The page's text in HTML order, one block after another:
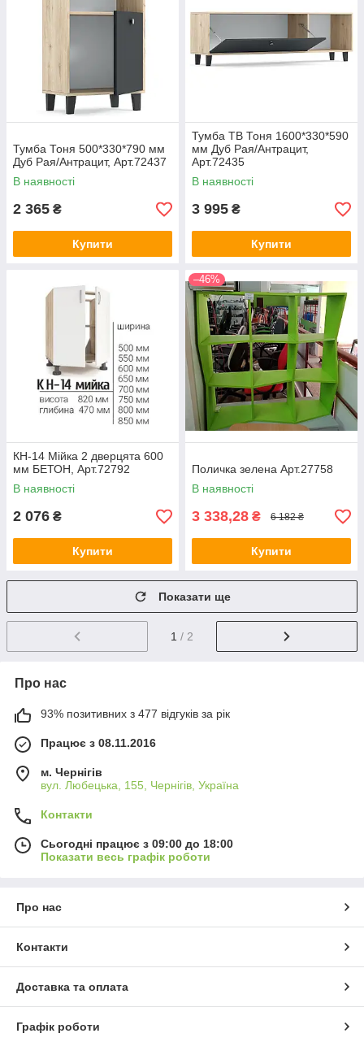
Тумба Тоня 500*330*790 мм
Дуб Рая/Антрацит, Арт.72437
В наявності
2 365 ₴
Купити
Тумба ТВ Тоня 1600*330*590
мм Дуб Рая/Антрацит,
Арт.72435
В наявності
3 995 ₴
Купити
КН-14 Мійка 2 дверцята 600
мм БЕТОН, Арт.72792
В наявності
2 076 ₴
Купити
–46%
Поличка зелена Арт.27758
В наявності
3 338,28 ₴ 6 182 ₴
Купити
Показати ще
1 / 2
Про нас
93% позитивних з 477 відгуків за рік
Працює з 08.11.2016
м. Чернігів
вул. Любецька, 155, Чернігів, Україна
Контакти
Сьогодні працює з 09:00 до 18:00
Показати весь графік роботи
Про нас
Контакти
Доставка та оплата
Графік роботи